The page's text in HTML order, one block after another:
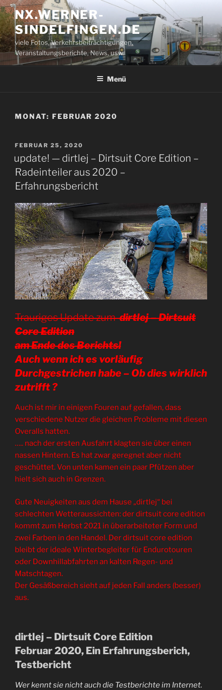
Zum
Inhalt
springen
NX.WERNER-
SINDELFINGEN.DE
viele Fotos, Verkehrsbeiträchtigungen,
Veranstaltungsberichte, News, usw.
Menü
MONAT: FEBRUAR 2020
VERÖFFENTLICHT
FEBRUAR 25, 2020
update! — dirtlej – Dirtsuit Core Edition –
Radeinteiler aus 2020 –
Erfahrungsbericht
Trauriges Update zumdirtlej – Dirtsuit
Core Edition
am Ende des Berichts!
Auch wenn ich es vorläufig
Durchgestrichen habe – Ob dies wirklich
zutrifft ?
Auch ist mir in einigen Fouren auf gefallen, dass
verschiedene Nutzer die gleichen Probleme mit diesen
Overalls hatten.
….. nach der ersten Ausfahrt klagten sie über einen
nassen Hintern. Es hat zwar geregnet aber nicht
geschüttet. Von unten kamen ein paar Pfützen aber
hielt sich auch in Grenzen.
Gute Neuigkeiten aus dem Hause „dirtlej“ bei
schlechten Wetteraussichten: der dirtsuit core edition
kommt zum Herbst 2021 in überarbeiteter Form und
zwei Farben in den Handel. Der dirtsuit core edition
bleibt der ideale Winterbegleiter für Endurotouren
oder Downhillabfahrten an kalten Regen- und
Matschtagen.
Der Gesäßbereich sieht auf jeden Fall anders (besser)
aus.
dirtlej – Dirtsuit Core Edition
Februar 2020, Ein Erfahrungsberich,
Testbericht
Wer kennt sie nicht auch die Testberichte im Internet.